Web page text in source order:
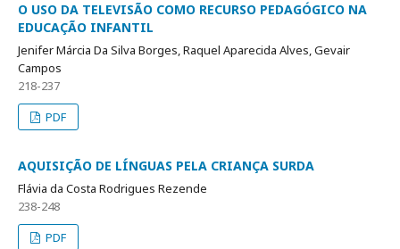
O USO DA TELEVISÃO COMO RECURSO PEDAGÓGICO NA
EDUCAÇÃO INFANTIL
Jenifer Márcia Da Silva Borges, Raquel Aparecida Alves, Gevair
Campos
218-237
PDF
AQUISIÇÃO DE LÍNGUAS PELA CRIANÇA SURDA
Flávia da Costa Rodrigues Rezende
238-248
PDF